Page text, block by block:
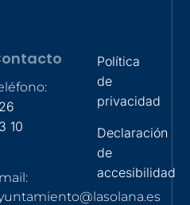
10
Política
de
privacidad
Declaración
de
accesibilidad